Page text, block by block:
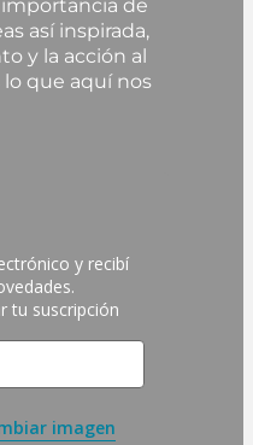
importancia de
así inspirada,
y la acción al
que aquí nos
y recibí
tu suscripción
imagen